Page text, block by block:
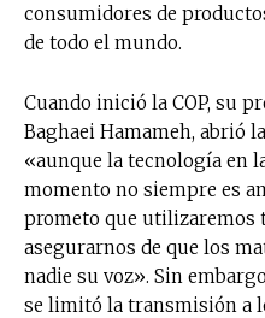
consumidores de
de todo el mundo.
Cuando inició la COP, su
Baghaei Hamameh, abrió
«aunque la tecnología en
momento no siempre es
prometo que utilizaremos
asegurarnos de que los
nadie su voz». Sin
se limitó la transmisión a